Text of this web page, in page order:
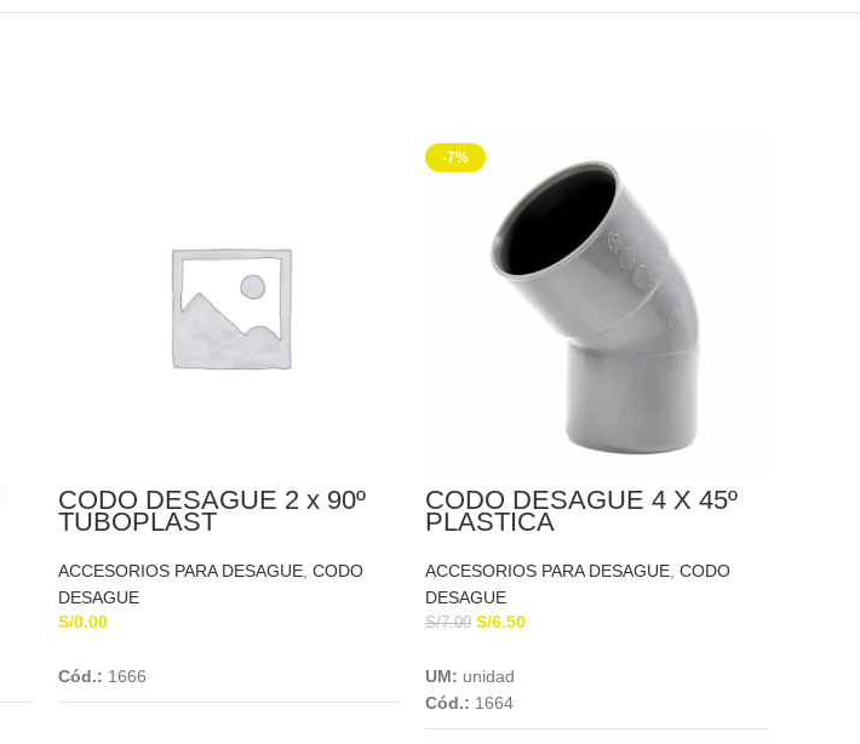
CODO DESAGUE 2 x 90º
TUBOPLAST
ACCESORIOS PARA DESAGUE CODO
DESAGUE
S/0.00
Cód.: 1666
-7%
CODO DESAGUE 4 X 45º
PLASTICA
ACCESORIOS PARA DESAGUE CODO
DESAGUE
S/7.00 S/6.50
UM: unidad
Cód.: 1664